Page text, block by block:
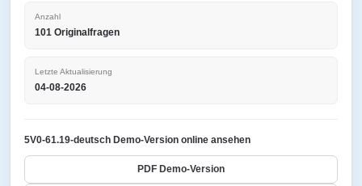
Anzahl
101 Originalfragen
Letzte Aktualisierung
04-08-2026
5V0-61.19-deutsch Demo-Version online ansehen
PDF Demo-Version